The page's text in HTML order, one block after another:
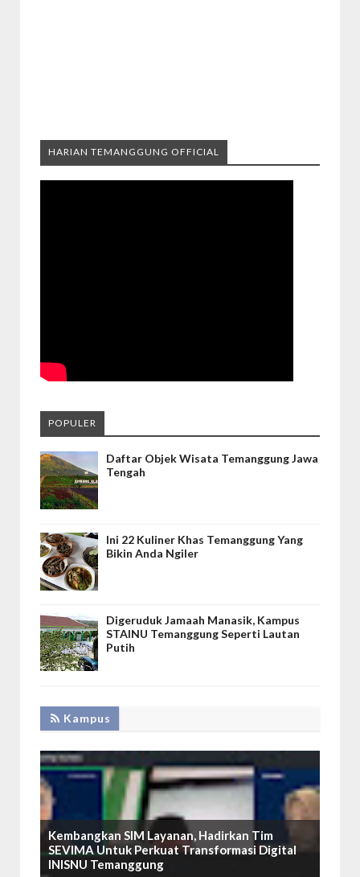
HARIAN TEMANGGUNG OFFICIAL
POPULER
Daftar Objek Wisata Temanggung Jawa
Tengah
Ini 22 Kuliner Khas Temanggung Yang
Bikin Anda Ngiler
Digeruduk Jamaah Manasik, Kampus
STAINU Temanggung Seperti Lautan
Putih
Kampus
Kembangkan SIM Layanan, Hadirkan Tim
SEVIMA Untuk Perkuat Transformasi Digital
INISNU Temanggung